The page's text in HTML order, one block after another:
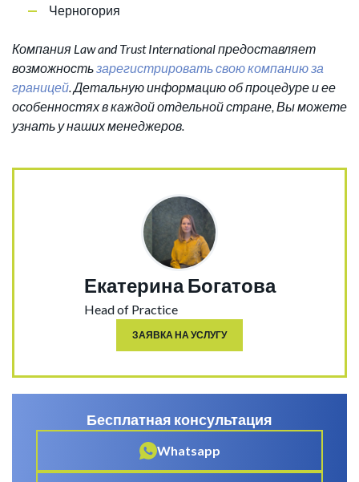
Черногория
Компания Law and Trust International предоставляет
возможностьзарегистрировать свою компанию за
границей. Детальную информацию об процедуре и ее
особенностях в каждой отдельной стране, Вы можете
узнать у наших менеджеров.
Екатерина Богатова
Head of Practice
ЗАЯВКА НА УСЛУГУ
Бесплатная консультация
Whatsapp